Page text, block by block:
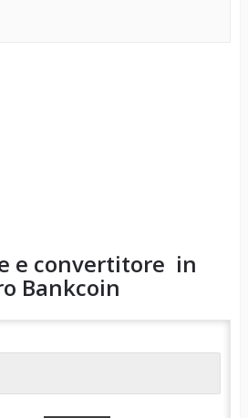
e convertitore in
Bankcoin